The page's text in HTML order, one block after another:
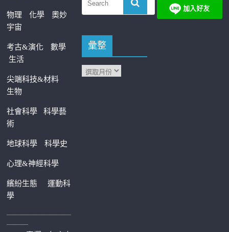
物理 化學
奧妙
宇宙
考古&演化
數學
生活
尖端科技&材料
生物
社會科學科學藝
術
地球科學 科學史
心理&神經科學
繽紛生態運動科
學
—————————
———
彙整